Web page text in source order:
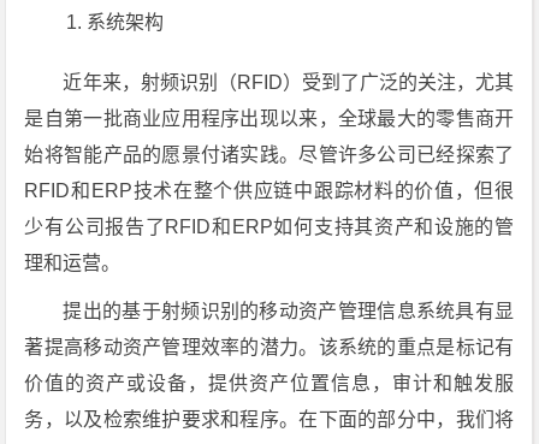
系统架构
近年来，射频识别（RFID）受到了广泛的关注，尤其
是自第一批商业应用程序出现以来，全球最大的零售商开
始将智能产品的愿景付诸实践。尽管许多公司已经探索了
RFID和ERP技术在整个供应链中跟踪材料的价值，但很
少有公司报告了RFID和ERP如何支持其资产和设施的管
理和运营。
提出的基于射频识别的移动资产管理信息系统具有显
著提高移动资产管理效率的潜力。该系统的重点是标记有
价值的资产或设备，提供资产位置信息，审计和触发服
务，以及检索维护要求和程序。在下面的部分中，我们将